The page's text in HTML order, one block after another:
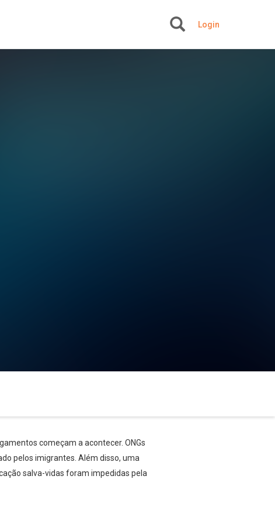
Login
começam a acontecer. ONGs
pelos imigrantes. Além disso, uma
salva-vidas foram impedidas pela